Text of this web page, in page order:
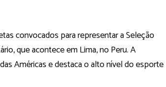
convocados para representar a Seleção
que acontece em Lima, no Peru. A
Américas e destaca o alto nível do esporte